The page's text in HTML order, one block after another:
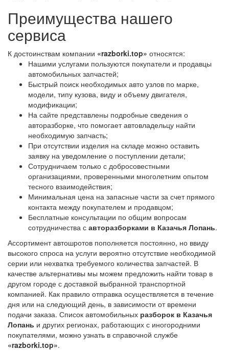
Преимущества нашего
сервиса
К достоинствам компании «razborki.top» относятся:
Нашими услугами пользуются покупатели и продавцы
автомобильных запчастей;
Быстрый поиск необходимых авто узлов по марке,
модели, типу кузова, виду и объему двигателя,
модификации;
На сайте представлены подробные сведения о
авторазборке, что помогает автовладельцу найти
необходимую запчасть;
При отсутствии изделия на складе можно оставить
заявку на уведомление о поступлении детали;
Сотрудничаем только с добросовестными
организациями, проверенными многолетним опытом
тесного взаимодействия;
Минимальная цена на запасные части за счет прямого
контакта между покупателем и продавцом;
Бесплатные консультации по общим вопросам
сотрудничества с авторазборками в Казачья Лопань.
Ассортимент автошротов пополняется постоянно, но ввиду
высокого спроса на услуги вероятно отсутствие необходимой
серии или нехватка требуемого количества запчастей. В
качестве альтернативы мы можем предложить найти товар в
другом городе с доставкой выбранной транспортной
компанией. Как правило отправка осуществляется в течение
дня или на следующий день, в зависимости от времени
подачи заказа. Список автомобильных разборок в Казачья
Лопань и других регионах, работающих с иногородними
покупателями, можно узнать в справочной службе
«razborki.top».